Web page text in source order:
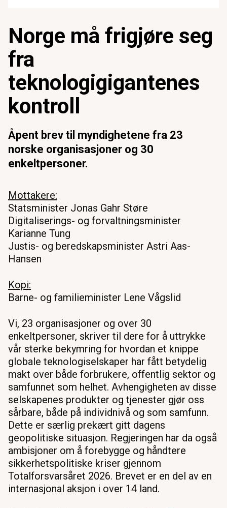
Norge må frigjøre seg
fra
teknologigigantenes
kontroll
Åpent brev til myndighetene fra 23
norske organisasjoner og 30
enkeltpersoner.
Mottakere:
Statsminister Jonas Gahr Støre
Digitaliserings- og forvaltningsminister
Karianne Tung
Justis- og beredskapsminister Astri Aas-
Hansen
Kopi:
Barne- og familieminister Lene Vågslid
Vi, 23 organisasjoner og over 30
enkeltpersoner, skriver til dere for å uttrykke
vår sterke bekymring for hvordan et knippe
globale teknologiselskaper har fått betydelig
makt over både forbrukere, offentlig sektor og
samfunnet som helhet. Avhengigheten av disse
selskapenes produkter og tjenester gjør oss
sårbare, både på individnivå og som samfunn.
Dette er særlig prekært gitt dagens
geopolitiske situasjon. Regjeringen har da også
ambisjoner om å forebygge og håndtere
sikkerhetspolitiske kriser gjennom
Totalforsvarsåret 2026. Brevet er en del av en
internasjonal aksjon i over 14 land.